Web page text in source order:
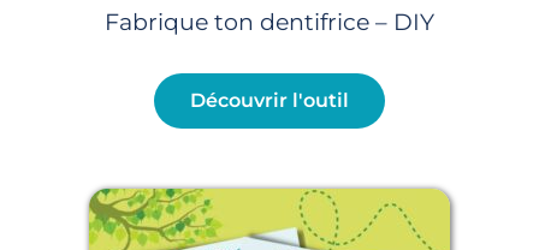
Fabrique ton dentifrice – DIY
Découvrir l'outil